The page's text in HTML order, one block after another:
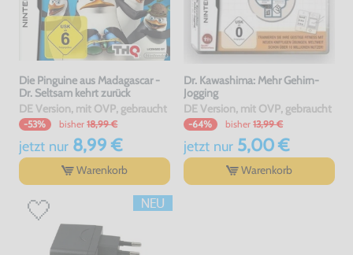
Die Pinguine aus Madagascar -
Dr. Seltsam kehrt zurück
DE Version, mit OVP, gebraucht
-53% bisher 18,99 €
jetzt nur8,99 €
Warenkorb
Dr. Kawashima: Mehr Gehirn-
Jogging
DE Version, mit OVP, gebraucht
-64% bisher 13,99 €
jetzt nur5,00 €
Warenkorb